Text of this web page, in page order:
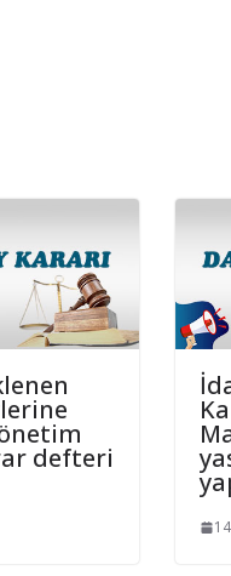
defteri